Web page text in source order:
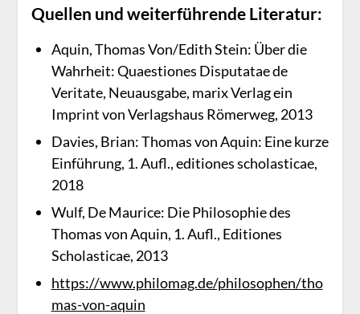
Quellen und weiterführende Literatur:
Aquin, Thomas Von/Edith Stein: Über die
Wahrheit: Quaestiones Disputatae de
Veritate, Neuausgabe, marix Verlag ein
Imprint von Verlagshaus Römerweg, 2013
Davies, Brian: Thomas von Aquin: Eine kurze
Einführung, 1. Aufl., editiones scholasticae,
2018
Wulf, De Maurice: Die Philosophie des
Thomas von Aquin, 1. Aufl., Editiones
Scholasticae, 2013
https://www.philomag.de/philosophen/tho
mas-von-aquin